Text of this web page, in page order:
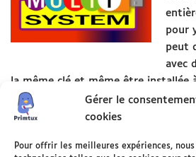
Gérer le
cookies
Pour offrir les meilleures expériences,
pour
peut
avec
la même clé et même être installée
Bravo le libre et merci François!